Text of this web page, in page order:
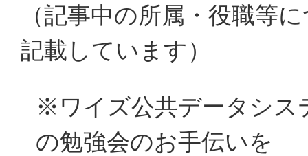
（記事中の所属・役職等
記載しています）
※ワイズ公共データシス
の勉強会のお手伝いを